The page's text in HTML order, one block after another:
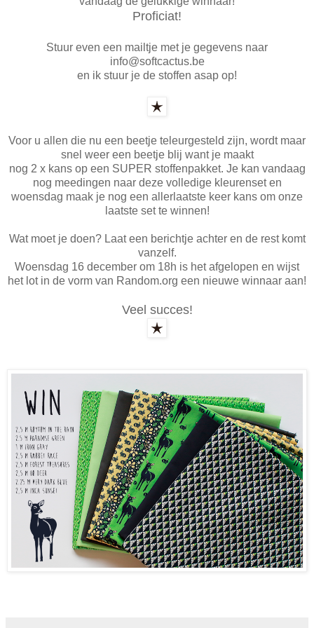
Proficiat!
Stuur even een mailtje met je gegevens naar
info@softcactus.be
en ik stuur je de stoffen asap op!
Voor u allen die nu een beetje teleurgesteld zijn, wordt maar
snel weer een beetje blij want je maakt
nog 2 x kans op een SUPER stoffenpakket. Je kan vandaag
nog meedingen naar deze volledige kleurenset en
woensdag maak je nog een allerlaatste keer kans om onze
laatste set te winnen!
Wat moet je doen? Laat een berichtje achter en de rest komt
vanzelf.
Woensdag 16 december om 18h is het afgelopen en wijst
het lot in de vorm van Random.org een nieuwe winnaar aan!
Veel succes!